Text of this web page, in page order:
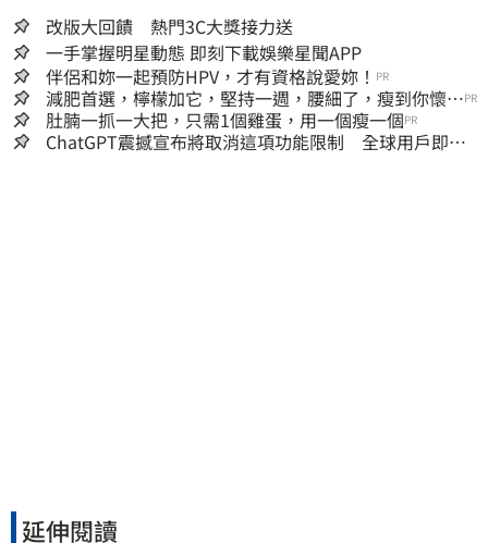
改版大回饋 熱門3C大獎接力送
一手掌握明星動態 即刻下載娛樂星聞APP
伴侶和妳一起預防HPV，才有資格說愛妳！ PR
減肥首選，檸檬加它，堅持一週，腰細了，瘦到你懷疑
人生
PR
肚腩一抓一大把，只需1個雞蛋，用一個瘦一個PR
ChatGPT震撼宣布將取消這項功能限制 全球用戶即刻
延伸閱讀